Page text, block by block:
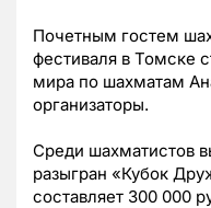
Почетным гостем
фестиваля в Томске
мира по шахматам
организаторы.
Среди шахматистов
разыгран «Кубок
составляет 300 000